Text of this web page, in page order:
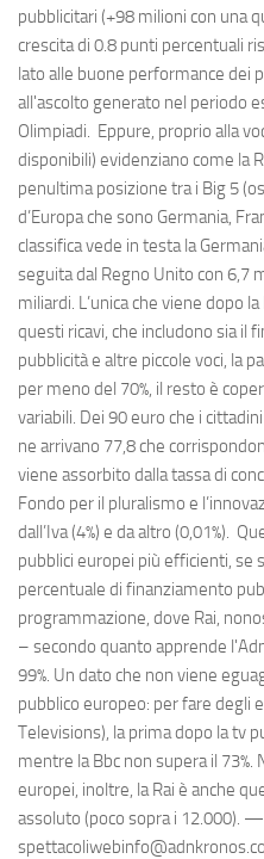
pubblicitari (+98 milioni con una
crescita di 0.8 punti percentuali
lato alle buone performance dei
all'ascolto generato nel periodo
Olimpiadi. Eppure, proprio alla
disponibili) evidenziano come la
penultima posizione tra i Big 5
d’Europa che sono Germania,
classifica vede in testa la
seguita dal Regno Unito con 6,7
miliardi. L’unica che viene dopo
questi ricavi, che includono sia il
pubblicità e altre piccole voci, la
per meno del 70%, il resto è
variabili. Dei 90 euro che i
ne arrivano 77,8 che
viene assorbito dalla tassa di
Fondo per il pluralismo e
dall’Iva (4%) e da altro (0,01%).
pubblici europei più efficienti, se
percentuale di finanziamento
programmazione, dove Rai,
– secondo quanto apprende
99%. Un dato che non viene
pubblico europeo: per fare degli
Televisions), la prima dopo la tv
mentre la Bbc non supera il
europei, inoltre, la Rai è anche
assoluto (poco sopra i 12.000). —